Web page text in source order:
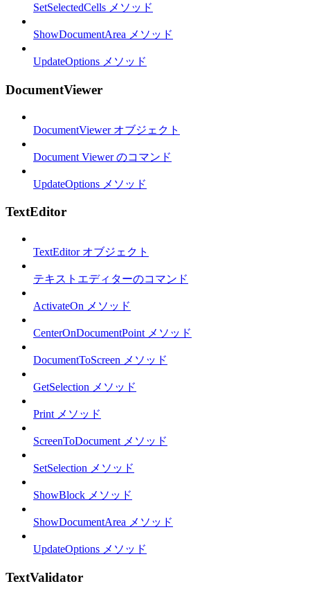
SetSelectedCells メソッド
ShowDocumentArea メソッド
UpdateOptions メソッド
DocumentViewer
DocumentViewer オブジェクト
Document Viewer のコマンド
UpdateOptions メソッド
TextEditor
TextEditor オブジェクト
テキストエディターのコマンド
ActivateOn メソッド
CenterOnDocumentPoint メソッド
DocumentToScreen メソッド
GetSelection メソッド
Print メソッド
ScreenToDocument メソッド
SetSelection メソッド
ShowBlock メソッド
ShowDocumentArea メソッド
UpdateOptions メソッド
TextValidator